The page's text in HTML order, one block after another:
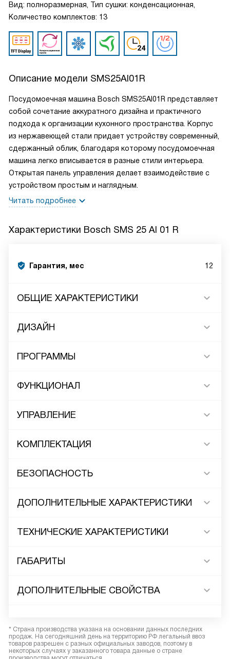
Вид: полноразмерная, Тип сушки: конденсационная,
Количество комплектов: 13
Описание модели SMS25AI01R
Посудомоечная машина Bosch SMS25AI01R представляет
собой сочетание аккуратного дизайна и практичного
подхода к организации кухонного пространства. Корпус
из нержавеющей стали придает устройству современный,
сдержанный облик, благодаря которому посудомоечная
машина легко вписывается в разные стили интерьера.
Открытая панель управления делает взаимодействие с
устройством простым и наглядным.
Читать подробнее
Характеристики Bosch SMS 25 AI 01 R
Гарантия, мес 12
ОБЩИЕ ХАРАКТЕРИСТИКИ
ДИЗАЙН
ПРОГРАММЫ
ФУНКЦИОНАЛ
УПРАВЛЕНИЕ
КОМПЛЕКТАЦИЯ
БЕЗОПАСНОСТЬ
ДОПОЛНИТЕЛЬНЫЕ ХАРАКТЕРИСТИКИ
ТЕХНИЧЕСКИЕ ХАРАКТЕРИСТИКИ
ГАБАРИТЫ
ДОПОЛНИТЕЛЬНЫЕ СВОЙСТВА
* Страна производства указана на основании данных последних
продаж. На сегодняшний день на территорию РФ легальный ввоз
товаров разрешен с разных официальных заводов, поэтому в
некоторых случаях у заказанного товара данные о стране